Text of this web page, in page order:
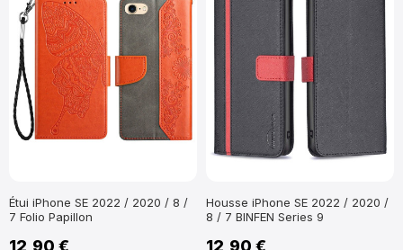
Étui iPhone SE 2022 / 2020 / 8 /
7 Folio Papillon
12,90 €
Housse iPhone SE 2022 / 2020 /
8 / 7 BINFEN Series 9
12,90 €